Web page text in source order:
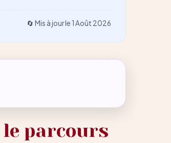
🔄 Mis à jour le 1 Août 2026
parcours